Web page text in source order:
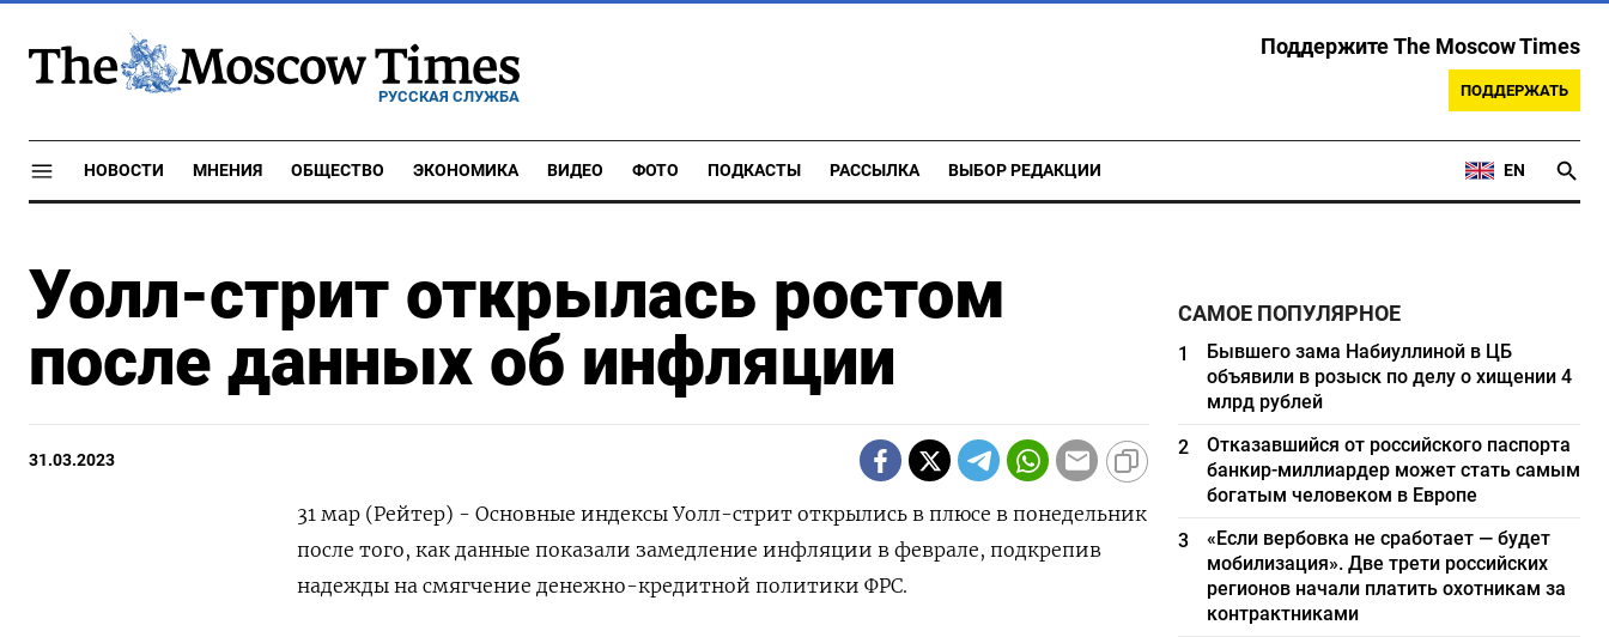
РУССКАЯ СЛУЖБА
Поддержите The Moscow Times
ПОДДЕРЖАТЬ
НОВОСТИ МНЕНИЯ ОБЩЕСТВО ЭКОНОМИКА ВИДЕО ФОТО ПОДКАСТЫ РАССЫЛКА ВЫБОР РЕДАКЦИИ EN
Уолл-стрит открылась ростом
после данных об инфляции
31.03.2023
31 мар (Рейтер) - Основные индексы Уолл-стрит открылись в плюсе в понедельник
после того, как данные показали замедление инфляции в феврале, подкрепив
надежды на смягчение денежно-кредитной политики ФРС.
САМОЕ ПОПУЛЯРНОЕ
1
Бывшего зама Набиуллиной в ЦБ
объявили в розыск по делу о хищении 4
млрд рублей
2
Отказавшийся от российского паспорта
банкир-миллиардер может стать самым
богатым человеком в Европе
3
«Если вербовка не сработает — будет
мобилизация». Две трети российских
регионов начали платить охотникам за
контрактниками